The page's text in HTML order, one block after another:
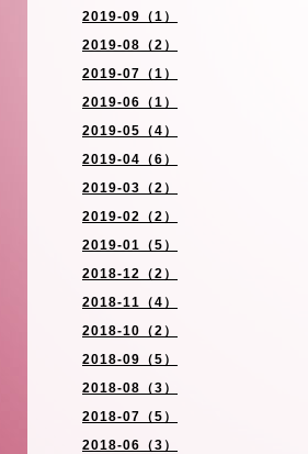
2019-09（1）
2019-08（2）
2019-07（1）
2019-06（1）
2019-05（4）
2019-04（6）
2019-03（2）
2019-02（2）
2019-01（5）
2018-12（2）
2018-11（4）
2018-10（2）
2018-09（5）
2018-08（3）
2018-07（5）
2018-06（3）